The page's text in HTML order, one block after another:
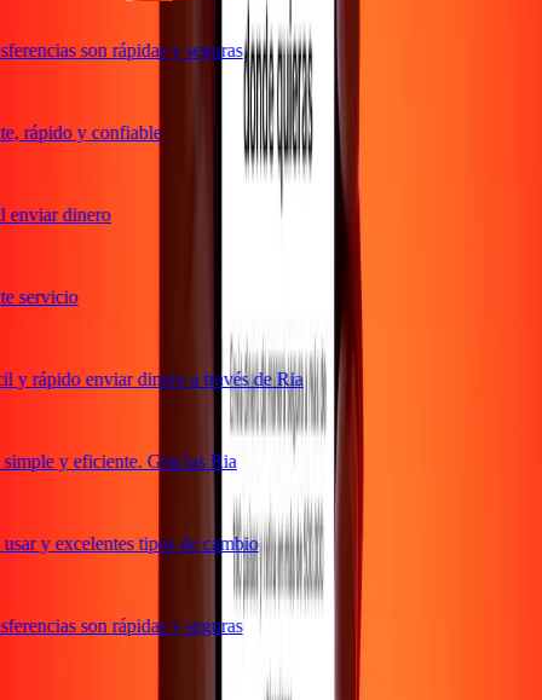
son rápidas y seguras
rápido y confiable
dinero
servicio
rápido enviar dinero a través de Ria
y eficiente. Gracias Ria
y excelentes tipos de cambio
son rápidas y seguras